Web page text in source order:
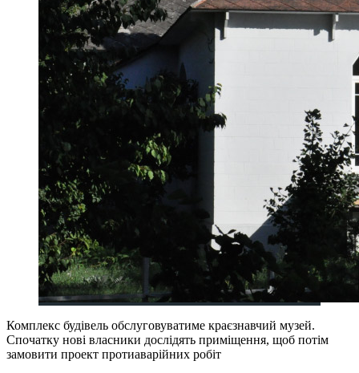
Комплекс будівель обслуговуватиме краєзнавчий музей.
Спочатку нові власники дослідять приміщення, щоб потім
замовити проект протиаварійних робіт